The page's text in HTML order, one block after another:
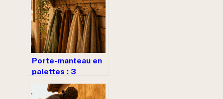
Porte-manteau en
palettes : 3
critères pour
garantir un bois